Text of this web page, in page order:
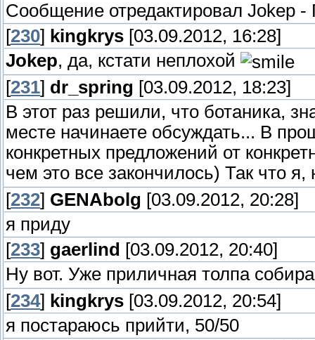
Сообщение отредактировал Jokep -
[230] kingkrys [03.09.2012, 16:28]
Jokep, да, кстати неплохой
[231] dr_spring [03.09.2012, 18:23]
В этот раз решили, что ботаника,
месте начинаете обсуждать... В
конкретных предложений от
чем это все закончилось) Так что
[232] GENAbolg [03.09.2012, 20:28]
я приду
[233] gaerlind [03.09.2012, 20:40]
Ну вот. Уже приличная толпа
[234] kingkrys [03.09.2012, 20:54]
я постараюсь прийти, 50/50